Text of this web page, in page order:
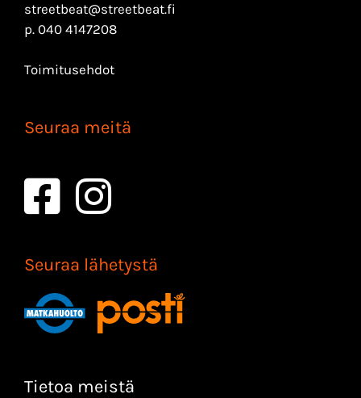
streetbeat@streetbeat.fi
p. 040 4147208
Toimitusehdot
Seuraa meitä
Seuraa lähetystä
Tietoa meistä